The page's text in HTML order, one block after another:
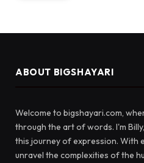
ABOUT BIGSHAYARI
Welcome to bigshayari.com,
through the art of words. I'm
this journey of expression. With
unravel the complexities of the